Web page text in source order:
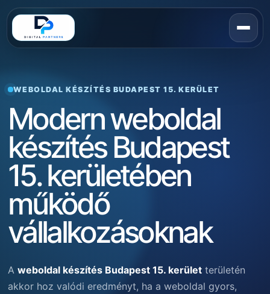
WEBOLDAL KÉSZÍTÉS BUDAPEST 15. KERÜLET
Modern weboldal
készítés Budapest
15. kerületében
működő
vállalkozásoknak
A weboldal készítés Budapest 15. kerület területén
akkor hoz valódi eredményt, ha a weboldal gyors,